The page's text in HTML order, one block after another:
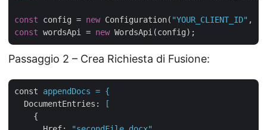
const config = new Configuration( "YOUR_CLIENT_ID" ,
const wordsApi = new
Passaggio 2 – Crea Richiesta di Fusione:
const
appendDocs = {
DocumentEntries :
[
{